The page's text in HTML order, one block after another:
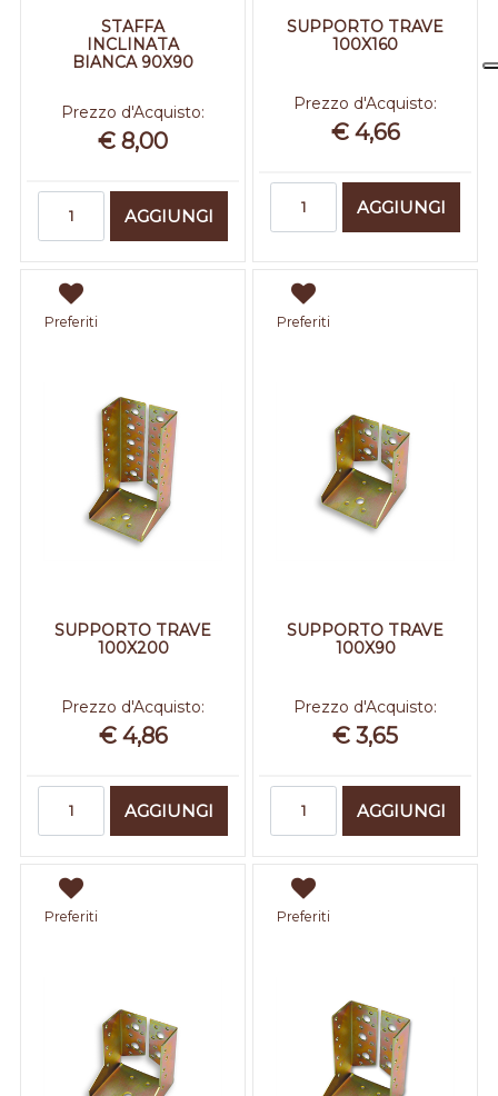
STAFFA
INCLINATA
BIANCA 90X90
Prezzo d'Acquisto:
€ 8,00
AGGIUNGI
SUPPORTO TRAVE
100X160
Prezzo d'Acquisto:
€ 4,66
AGGIUNGI
Preferiti
SUPPORTO TRAVE
100X200
Prezzo d'Acquisto:
€ 4,86
AGGIUNGI
Preferiti
SUPPORTO TRAVE
100X90
Prezzo d'Acquisto:
€ 3,65
AGGIUNGI
Preferiti Preferiti